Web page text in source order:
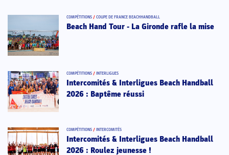
COMPÉTITIONS / COUPE DE FRANCE BEACHHANDBALL
Beach Hand Tour - La Gironde rafle la mise
COMPÉTITIONS / INTERLIGUES
Intercomités & Interligues Beach Handball
2026 : Baptême réussi
COMPÉTITIONS / INTERCOMITÉS
Intercomités & Interligues Beach Handball
2026 : Roulez jeunesse !